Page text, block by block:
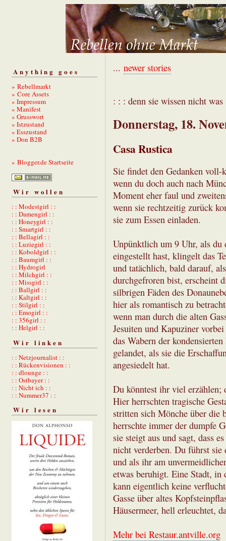
Anything goes
» Rebellmarkt
» Core Assets
» Impressum
» Manifest
» Grusswort
» Istzustand
» Esszustand
» Don B2B
» Blogger.de Startseite
Wir wollen
: : Modestgirl : :
: : Damengirl : :
: : Honeygirl : :
: : Smartgirl : :
: : Bellagirl : :
: : Luziegirl : :
: : Koboldgirl : :
: : Baumgirl : :
: : Hydrogirl
: : Milchgirl : :
: : Missgirl : :
: : Ballgirl : :
: : Kaltgirl : :
: : Stilgirl : :
: : Emogirl : :
: : 356girl : :
: : Helgirl : :
Wir linken
: : Netzjournalist : :
: : Rückenvisionen : :
: : dlounge : :
: : Ostbayer : :
: : Nicht ich : :
: : Nummer37 : :
Wir lesen
... newer stories
: : : denn sie wissen nicht
Donnerstag, 18.
Casa Rustica
Sie findet den Gedanken
wenn du doch auch nach
Moment eher faul und
wenn sie rechtzeitig zurück
sie zum Essen einladen.
Unpünktlich um 9 Uhr, als du
eingestellt hast, klingelt das
und tatächlich, bald darauf,
durchgefroren bist, erscheint
silbrigen Fäden des
hier als romantisch zu
wenn man durch die alten
Jesuiten und Kapuziner
das Wabern der
gelandet, als sie die
angesiedelt hat.
Du könntest ihr viel erzählen;
Hier herrschten tragische
stritten sich Mönche über die
herrschte immer der dumpfe
sie steigt aus und sagt, dass
nicht verderben. Du führst sie
und als ihr am
etwas beruhigt. Eine Stadt, in
kann eigentlich keine
Gasse über altes
Häusermeer, hell erleuchtet,
Mehr bei Restaur.antville.org